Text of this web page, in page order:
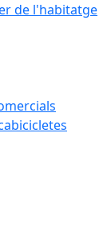
de l'habitatge